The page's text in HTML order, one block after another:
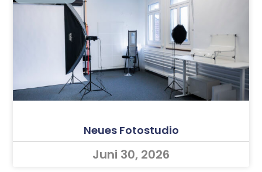
Neues Fotostudio
Juni 30, 2026